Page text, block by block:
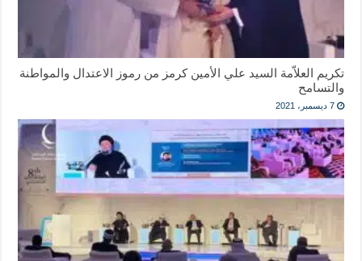
تكريم العلاّمة السيد علي الأمين كرمز من رموز الاعتدال والمواطنة
والتسامح
7 ديسمبر، 2021